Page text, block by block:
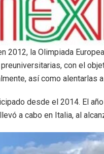
2012, la Olimpiada
con el
así como alentarlas
desde el 2014. El
a cabo en Italia, al